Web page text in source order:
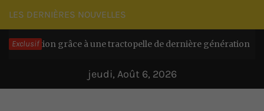
Passer
au
contenu
LES DERNIÈRES NOUVELLES
Exclusifgrâce à une tractopelle de dernière génération Il y
jeudi, Août 6, 2026